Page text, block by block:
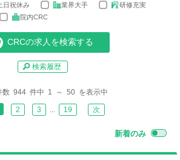
日祝休み 業界大手
研修充実
院内CRC
検索履歴
数 944 件中 1 ～ 50 を表示中
2 3 19 次
新着のみ